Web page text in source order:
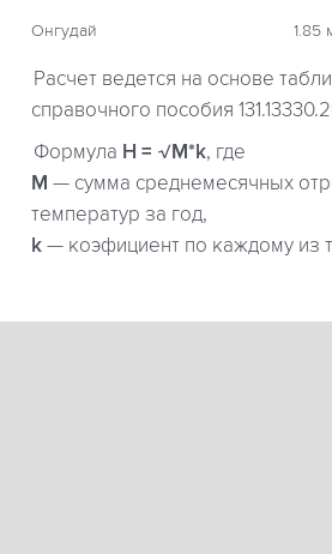
Онгудай 1.85
Расчет ведется на основе
справочного пособия
Формула H = √M*k, где
М — сумма среднемесячных
температур за год,
k — коэфициент по каждому из